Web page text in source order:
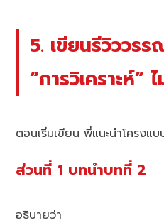
5. เขียนรีวิววรร
“การวิเคราะห์”
ตอนเริ่มเขียน พี่แนะนำโครงแ
ส่วนที่ 1 บทนำบทที่ 2
อธิบายว่า